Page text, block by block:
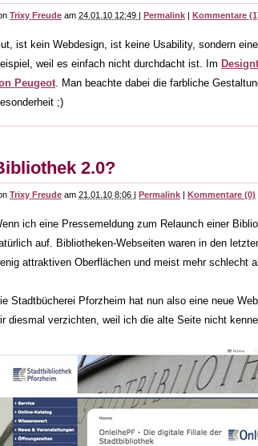
Trixy Freude am 24.01.10 12:49 | Permalink | Kommentare
ist kein Webdesign, ist keine Usability, sondern
weil es einfach nicht durchdacht ist. Im
Peugeot. Man beachte dabei die farbliche
;)
2.0?
Trixy Freude am 21.01.10 8:06 | Permalink | Kommentare (0)
ich eine Pressemeldung zum Relaunch einer
auf. Bibliotheken-Webseiten waren in den
attraktiven Oberflächen und meist mehr schlecht
Stadtbücherei Pforzheim hat nun also eine neue
diesmal verzichten, weil ich die alte Seite nicht